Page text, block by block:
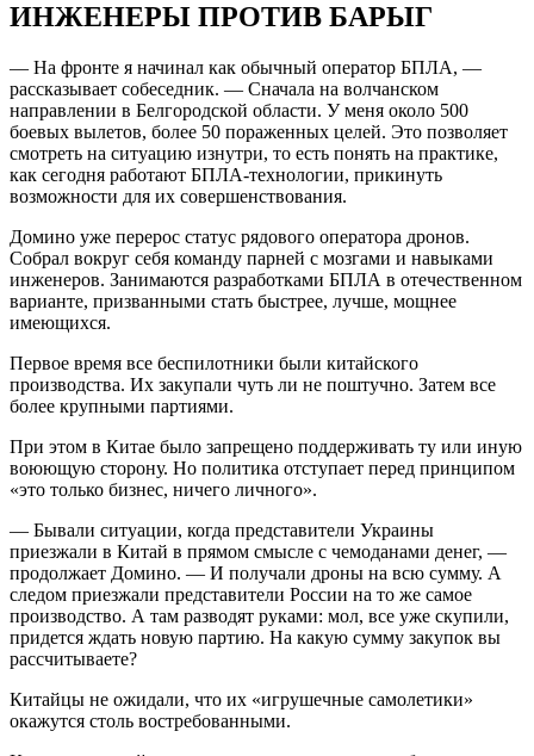
ИНЖЕНЕРЫ ПРОТИВ БАРЫГ
— На фронте я начинал как обычный оператор БПЛА, —
рассказывает собеседник. — Сначала на волчанском
направлении в Белгородской области. У меня около 500
боевых вылетов, более 50 пораженных целей. Это позволяет
смотреть на ситуацию изнутри, то есть понять на практике,
как сегодня работают БПЛА-технологии, прикинуть
возможности для их совершенствования.
Домино уже перерос статус рядового оператора дронов.
Собрал вокруг себя команду парней с мозгами и навыками
инженеров. Занимаются разработками БПЛА в отечественном
варианте, призванными стать быстрее, лучше, мощнее
имеющихся.
Первое время все беспилотники были китайского
производства. Их закупали чуть ли не поштучно. Затем все
более крупными партиями.
При этом в Китае было запрещено поддерживать ту или иную
воюющую сторону. Но политика отступает перед принципом
«это только бизнес, ничего личного».
— Бывали ситуации, когда представители Украины
приезжали в Китай в прямом смысле с чемоданами денег, —
продолжает Домино. — И получали дроны на всю сумму. А
следом приезжали представители России на то же самое
производство. А там разводят руками: мол, все уже скупили,
придется ждать новую партию. На какую сумму закупок вы
рассчитываете?
Китайцы не ожидали, что их «игрушечные самолетики»
окажутся столь востребованными.